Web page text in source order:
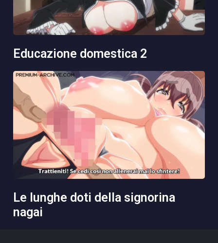
educazione domestica 2
le lunghe doti della signorina
nagai